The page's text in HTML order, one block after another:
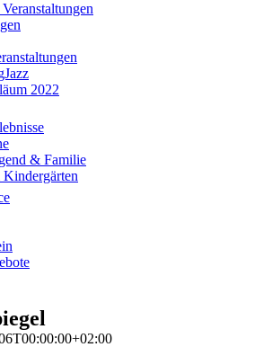
2022
& Familie